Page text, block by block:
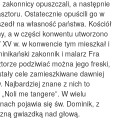
zakonnicy opuszczali, a następnie
Ostatecznie opuścili go w
na własność państwa. Kościół
a w części konwentu utworzono
w. w konwencie tym mieszkał i
zakonnik i malarz Fra
podziwiać można jego freski,
cele zamieszkiwane dawniej
Najbardziej znane z nich to
me tangere”. W wielu
pojawia się św. Dominik, z
gwiazdką nad głową.